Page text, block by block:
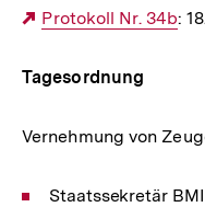
Externer
Protokoll Nr. 34b:
Tagesordnung
Vernehmung von
Staatssekretär